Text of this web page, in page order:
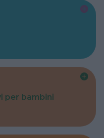
per bambini